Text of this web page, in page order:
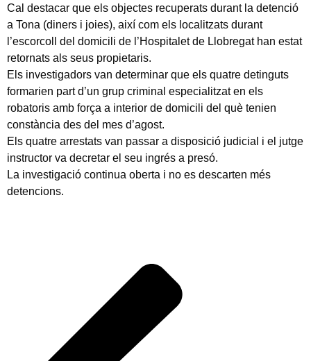
Cal destacar que els objectes recuperats durant la detenció
a Tona (diners i joies), així com els localitzats durant
l’escorcoll del domicili de l’Hospitalet de Llobregat han estat
retornats als seus propietaris.
Els investigadors van determinar que els quatre detinguts
formarien part d’un grup criminal especialitzat en els
robatoris amb força a interior de domicili del què tenien
constància des del mes d’agost.
Els quatre arrestats van passar a disposició judicial i el jutge
instructor va decretar el seu ingrés a presó.
La investigació continua oberta i no es descarten més
detencions.